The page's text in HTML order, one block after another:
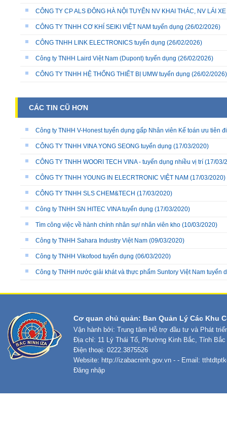
CÔNG TY CP ALS ĐÔNG HÀ NỘI TUYỂN NV KHAI THÁC, NV LÁI
CÔNG TY TNHH CƠ KHÍ SEIKI VIỆT NAM tuyển dụng (26/02/2026)
CÔNG TNHH LINK ELECTRONICS tuyển dụng (26/02/2026)
Công ty TNHH Laird Việt Nam (Dupont) tuyển dụng (26/02/2026)
CÔNG TY TNHH HỆ THỐNG THIẾT BỊ UMW tuyển dụng (26/02/2026)
CÁC TIN CŨ HƠN
Công ty TNHH V-Honest tuyển dụng gấp Nhân viên Kế toán ưu tiên
CÔNG TY TNHH VINA YONG SEONG tuyển dụng (17/03/2020)
CÔNG TY TNHH WOORI TECH VINA - tuyển dụng nhiều vị trí (17/03/
CÔNG TY TNHH YOUNG IN ELECRTRONIC VIỆT NAM (17/03/2020)
CÔNG TY TNHH SLS CHEM&TECH (17/03/2020)
Công ty TNHH SN HITEC VINA tuyển dụng (17/03/2020)
Tìm công việc về hành chính nhân sự/ nhân viên kho (10/03/2020)
Công ty TNHH Sahara Industry Việt Nam (09/03/2020)
Công ty TNHH Vikofood tuyển dụng (06/03/2020)
Công ty TNHH nước giải khát và thực phẩm Suntory Việt Nam tuyển
Cơ quan chủ quản: Ban Quản Lý Các Khu
Vận hành bởi: Trung tâm Hỗ trợ đầu tư và Phát
Địa chỉ: 11 Lý Thái Tổ, Phường Kinh Bắc, Tỉnh Bắc
Điện thoại: 0222.3875526
Website: http://izabacninh.gov.vn - - Email:
Đăng nhập